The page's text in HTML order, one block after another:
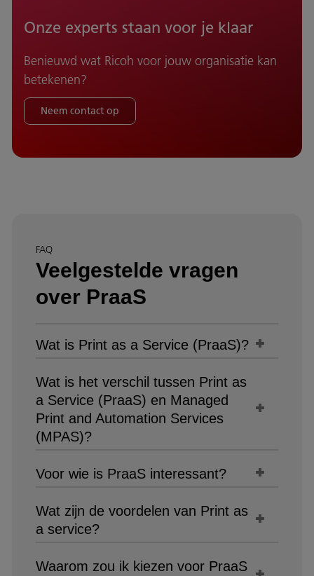
Onze experts staan voor je klaar
Benieuwd wat Ricoh voor jouw organisatie kan
betekenen?
Neem contact op
FAQ
Veelgestelde vragen
over PraaS
Wat is Print as a Service (PraaS)?
Wat is het verschil tussen Print as
a Service (PraaS) en Managed
Print and Automation Services
(MPAS)?
Voor wie is PraaS interessant?
Wat zijn de voordelen van Print as
a service?
Waarom zou ik kiezen voor PraaS